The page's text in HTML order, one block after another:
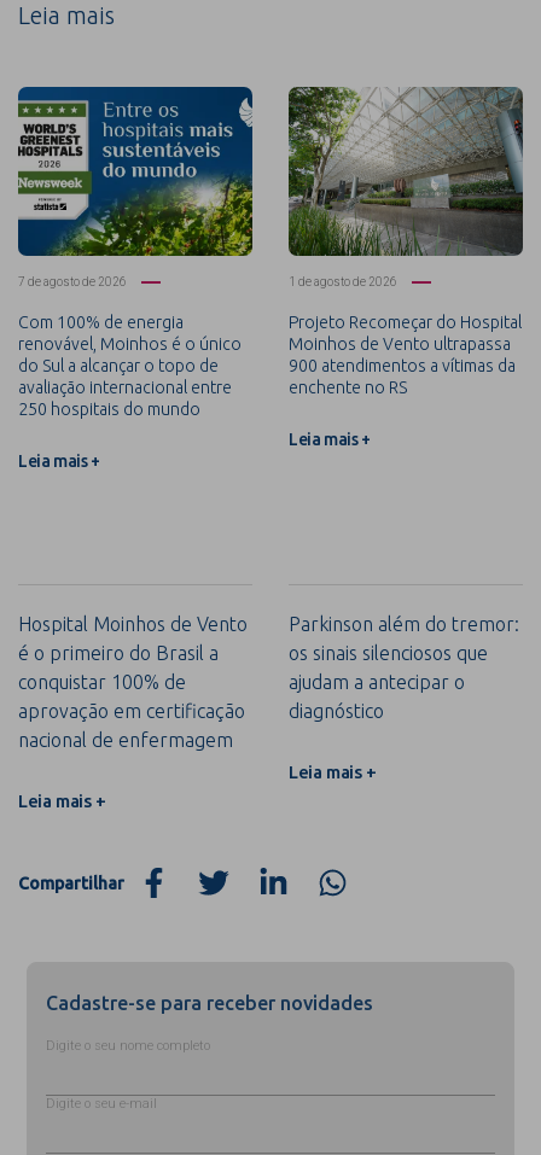
Leia mais
7 de agosto de 2026
Com 100% de energia
renovável, Moinhos é o único
do Sul a alcançar o topo de
avaliação internacional entre
250 hospitais do mundo
Leia mais +
1 de agosto de 2026
Projeto Recomeçar do Hospital
Moinhos de Vento ultrapassa
900 atendimentos a vítimas da
enchente no RS
Leia mais +
Hospital Moinhos de Vento
é o primeiro do Brasil a
conquistar 100% de
aprovação em certificação
nacional de enfermagem
Leia mais +
Parkinson além do tremor:
os sinais silenciosos que
ajudam a antecipar o
diagnóstico
Leia mais +
Compartilhar
Cadastre-se para receber novidades
Digite o seu nome completo
Digite o seu e-mail